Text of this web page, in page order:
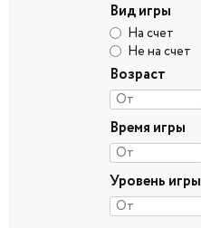
Вид игры
На счет
Не на счет
Возраст
Время игры
Уровень игры